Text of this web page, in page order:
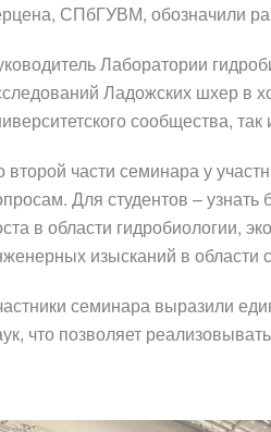
СПбГУВМ, обозначили
Лаборатории
Ладожских шхер в
сообщества, так
второй части семинара у
Для студентов –
в области гидробиологии,
изысканий в области
семинара выразили
что позволяет